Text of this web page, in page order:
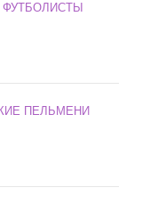
ПЕЛЬМЕНИ